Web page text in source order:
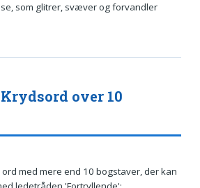
som glitrer, svæver og forvandler
over 10
med mere end 10 bogstaver, der kan